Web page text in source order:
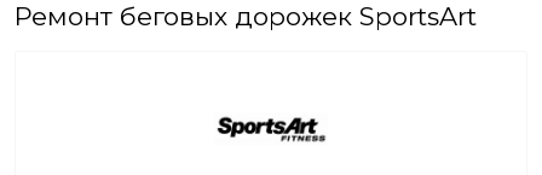
Ремонт беговых дорожек SportsArt